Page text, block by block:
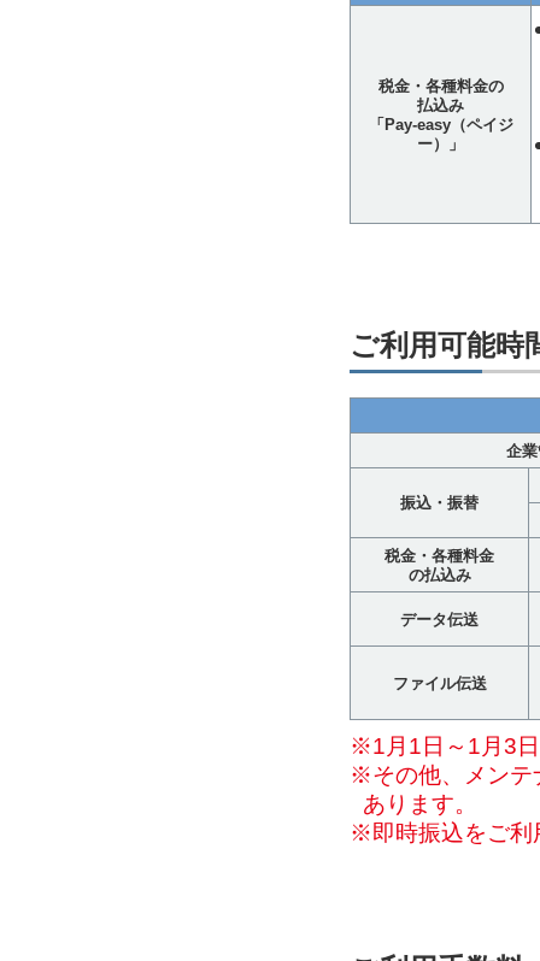
税金・各種料金の
払込み
「Pay-easy（ペイジ
ー）」
ご利用可能時
企
振込・振替
税金・各種料金
の払込み
データ伝送
ファイル伝送
※1月1日～1月3
※その他、メンテ
あります。
※即時振込をご利